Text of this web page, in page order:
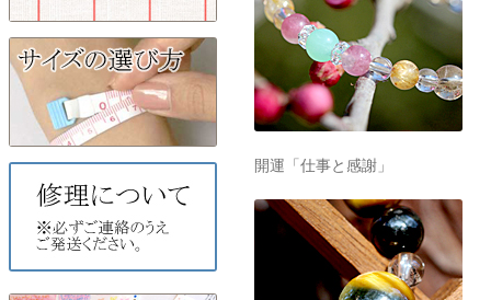
開運「仕事と感謝」